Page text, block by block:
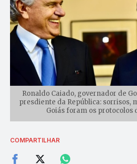
Ronaldo Caiado, governador de
presdiente da República: sorrisos,
Goiás foram os protocolos
COMPARTILHAR